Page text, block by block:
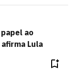
ao
Lula